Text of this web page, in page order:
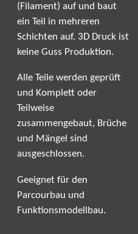
(Filament) auf und baut
ein Teil in mehreren
Schichten auf. 3D Druck ist
keine Guss Produktion.
Alle Teile werden geprüft
und Komplett oder
Teilweise
zusammengebaut, Brüche
und Mängel sind
ausgeschlossen.
Geeignet für den
Parcourbau und
Funktionsmodellbau.